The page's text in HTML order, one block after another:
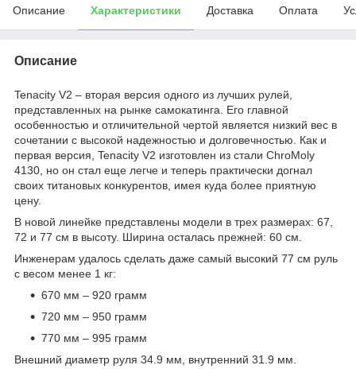
Описание Характеристики Доставка Оплата
Описание
Tenacity V2 – вторая версия одного из лучших рулей,
представленных на рынке самокатинга. Его главной
особенностью и отличительной чертой является низкий вес в
сочетании с высокой надежностью и долговечностью. Как и
первая версия, Tenacity V2 изготовлен из стали ChroMoly
4130, но он стал еще легче и теперь практически догнал
своих титановых конкурентов, имея куда более приятную
цену.
В новой линейке представлены модели в трех размерах: 67,
72 и 77 см в высоту. Ширина осталась прежней: 60 см.
Инженерам удалось сделать даже самый высокий 77 см руль
с весом менее 1 кг:
670 мм – 920 грамм
720 мм – 950 грамм
770 мм – 995 грамм
Внешний диаметр руля 34.9 мм, внутренний 31.9 мм.